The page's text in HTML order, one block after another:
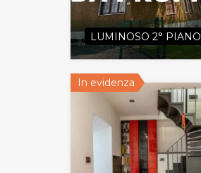
LUMINOSO 2° PIANO
In evidenza